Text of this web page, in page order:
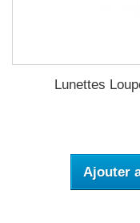
Lunettes
Ajouter